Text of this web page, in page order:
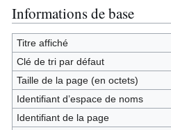
Informations de base
Titre affiché
Clé de tri par défaut
Taille de la page (en octets)
Identifiant dʼespace de noms
Identifiant de la page